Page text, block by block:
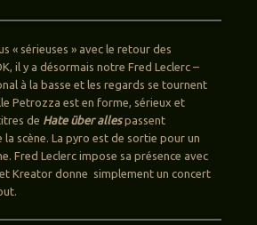
« sérieuses » avec le retour des
il y a désormais notre Fred Leclerc –
à la basse et les regards se tournent
Petrozza est en forme, sérieux et
de Hate über allespassent
la scène. La pyro est de sortie pour un
Fred Leclerc impose sa présence avec
Kreator donne simplement un concert